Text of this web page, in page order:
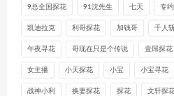
9总全国探花 91沈先生 七天 专
凯迪拉克 利哥探花 加钱哥 千人
午夜寻花 哥现在只是个传说 壹屌探花
女主播 小天探花 小宝 小宝寻花
战神小利 换妻探花 探花 文轩探